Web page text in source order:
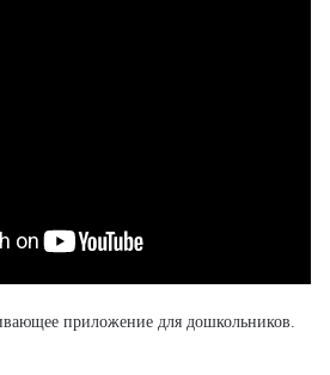
приложение для дошкольников.